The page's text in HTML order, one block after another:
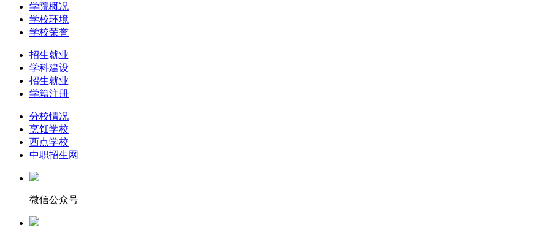
学院概况
学校环境
学校荣誉
招生就业
学科建设
招生就业
学籍注册
分校情况
烹饪学校
西点学校
中职招生网
微信公众号